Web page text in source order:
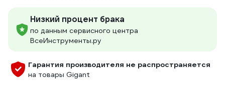
Низкий процент брака
по данным сервисного центра
ВсеИнструменты.ру
Гарантия производителя не распространяется
на товары Gigant